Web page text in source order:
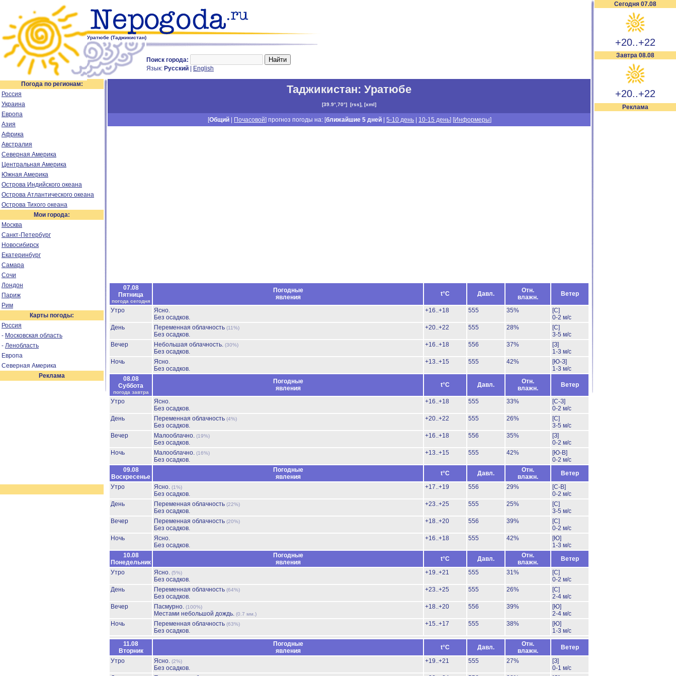
Уратюбе (Таджикистан)
Поиск города:
Язык: Русский English
Сегодня 07.08
+20..+22
Завтра 08.08
+20..+22
Реклама
Погода по регионам:
Россия
Украина
Европа
Азия
Африка
Австралия
Северная Америка
Центральная Америка
Южная Америка
Острова Индийского океана
Острова Атлантического океана
Острова Тихого океана
Мои города:
Москва
Санкт-Петербург
Новосибирск
Екатеринбург
Самара
Сочи
Лондон
Париж
Рим
Карты погоды:
Россия
- Московская область
- Ленобласть
Европа
Северная Америка
Реклама
Таджикистан: Уратюбе
[39.9°,70°] [rss], [xml]
[Общий Почасовой] прогноз погоды на: [ближайшие 5 дней |5-10 день 10-15 день] [Информеры]
07.08
Пятница
погода сегодня
Погодные
явления
t°C Давл.
Отн.
влажн.
Ветер
Утро
Ясно.
Без осадков.
+16..+18 555 35%
[С]
0-2 м/с
День
Переменная облачность (11%)
Без осадков.
+20..+22 555 28%
[С]
3-5 м/с
Вечер
Небольшая облачность. (30%)
Без осадков.
+16..+18 556 37%
[З]
1-3 м/с
Ночь
Ясно.
Без осадков.
+13..+15 555 42%
[Ю-З]
1-3 м/с
08.08
Суббота
погода завтра
Погодные
явления
t°C Давл.
Отн.
влажн.
Ветер
Утро
Ясно.
Без осадков.
+16..+18 555 33%
[С-З]
0-2 м/с
День
Переменная облачность (4%)
Без осадков.
+20..+22 555 26%
[С]
3-5 м/с
Вечер
Малооблачно. (19%)
Без осадков.
+16..+18 556 35%
[З]
0-2 м/с
Ночь
Малооблачно. (16%)
Без осадков.
+13..+15 555 42%
[Ю-В]
0-2 м/с
09.08
Воскресенье
Погодные
явления
t°C Давл.
Отн.
влажн.
Ветер
Утро
Ясно. (1%)
Без осадков.
+17..+19 556 29%
[С-В]
0-2 м/с
День
Переменная облачность (22%)
Без осадков.
+23..+25 555 25%
[С]
3-5 м/с
Вечер
Переменная облачность (20%)
Без осадков.
+18..+20 556 39%
[С]
0-2 м/с
Ночь
Ясно.
Без осадков.
+16..+18 555 42%
[Ю]
1-3 м/с
10.08
Понедельник
Погодные
явления
t°C Давл.
Отн.
влажн.
Ветер
Утро
Ясно. (5%)
Без осадков.
+19..+21 555 31%
[С]
0-2 м/с
День
Переменная облачность (64%)
Без осадков.
+23..+25 555 26%
[С]
2-4 м/с
Вечер
Пасмурно. (100%)
Местами небольшой дождь. (0.7 мм.)
+18..+20 556 39%
[Ю]
2-4 м/с
Ночь
Переменная облачность (63%)
Без осадков.
+15..+17 555 38%
[Ю]
1-3 м/с
11.08
Вторник
Погодные
явления
t°C Давл.
Отн.
влажн.
Ветер
Утро
Ясно. (2%)
Без осадков.
+19..+21 555 27%
[З]
0-1 м/с